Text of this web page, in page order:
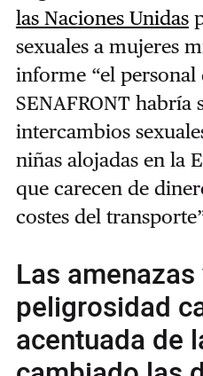
las Naciones Unidas
sexuales a mujeres
informe “el personal
SENAFRONT habría
intercambios
niñas alojadas en la
que carecen de
costes del
Las amenazas
peligrosidad
acentuada de